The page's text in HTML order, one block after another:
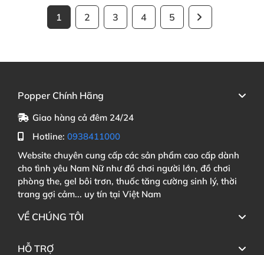
1 2 3 4 5
Popper Chính Hãng
Giao hàng cả đêm 24/24
Hotline: 0938411000
Website chuyên cung cấp các sản phẩm cao cấp dành
cho tình yêu Nam Nữ như đồ chơi người lớn, đồ chơi
phòng the, gel bôi trơn, thuốc tăng cường sinh lý, thời
trang gợi cảm... uy tín tại Việt Nam
VỀ CHÚNG TÔI
HỖ TRỢ